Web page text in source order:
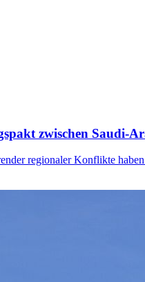
zwischen Saudi-
regionaler Konflikte